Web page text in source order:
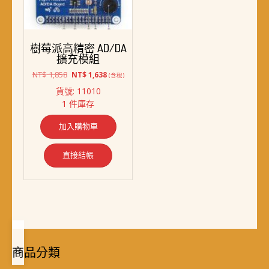
樹莓派高精密 AD/DA
擴充模組
NT$1,858 原
價
格：
NT$ 1,858。
NT$1,638目
NT$ 1,638。
(含稅)
貨號: 11010
1 件庫存
加入購物車
直接結帳
商品分類